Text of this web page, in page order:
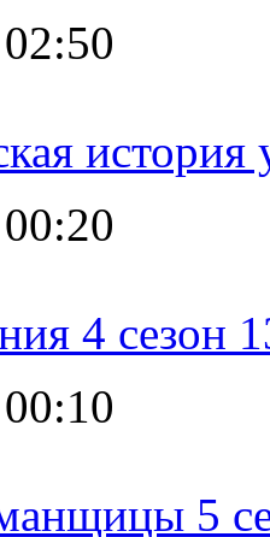
история
4 сезон
5